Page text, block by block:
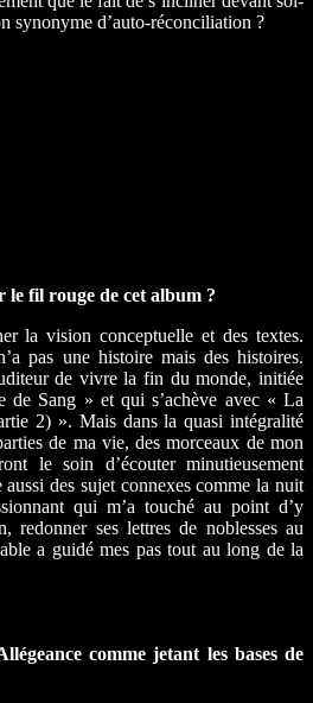
synonyme d’auto-réconciliation ?
le fil rouge de cet album ?
la vision conceptuelle et des textes.
pas une histoire mais des histoires.
de vivre la fin du monde, initiée
Sang » et qui s’achève avec « La
2) ». Mais dans la quasi intégralité
de ma vie, des morceaux de mon
le soin d’écouter minutieusement
aussi des sujet connexes comme la nuit
qui m’a touché au point d’y
redonner ses lettres de noblesses au
a guidé mes pas tout au long de la
comme jetant les bases de